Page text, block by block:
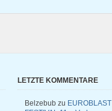
LETZTE KOMMENTARE
Belzebub zu EUROBLAST